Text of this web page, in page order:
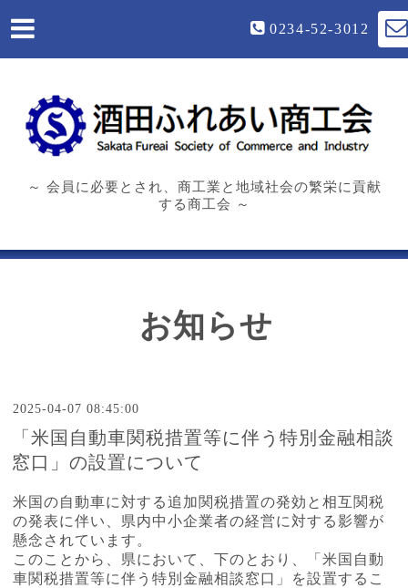
0234-52-3012
～ 会員に必要とされ、商工業と地域社会の繁栄に貢献
する商工会 ～
お知らせ
2025-04-07 08:45:00
「米国自動車関税措置等に伴う特別金融相談
窓口」の設置について
米国の自動車に対する追加関税措置の発効と相互関税
の発表に伴い、県内中小企業者の経営に対する影響が
懸念されています。
このことから、県において、下のとおり、「米国自動
車関税措置等に伴う特別金融相談窓口」を設置するこ